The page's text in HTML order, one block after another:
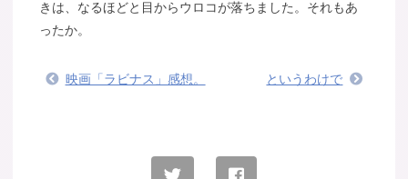
きは、なるほどと目からウロコが落ちました。それもあ
ったか。
映画「ラビナス」感想。 というわけで